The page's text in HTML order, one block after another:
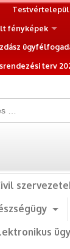
fényképek
terv